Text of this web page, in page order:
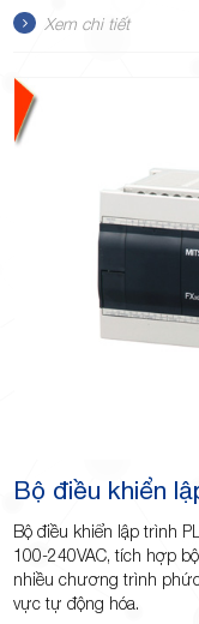
Xem chi tiết
Bộ điều khiển
Bộ điều khiển lập trình
100-240VAC, tích hợp
nhiều chương trình
vực tự động hóa.